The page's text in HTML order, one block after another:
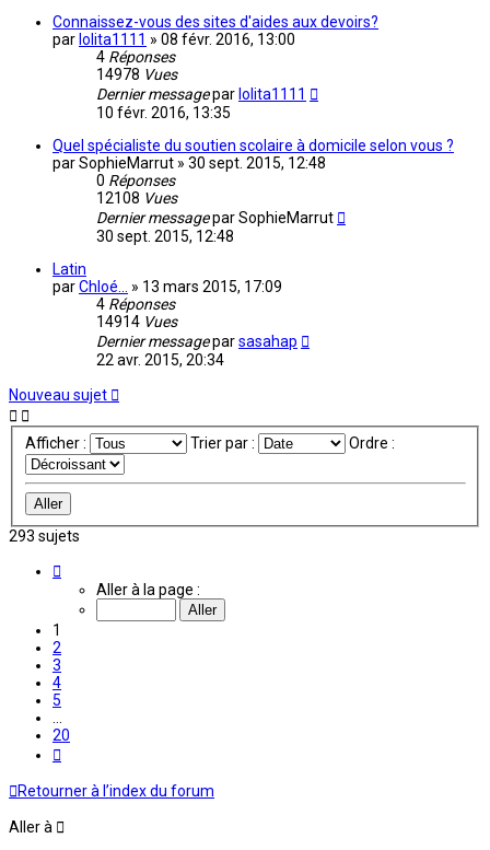
Connaissez-vous des sites d'aides aux devoirs?
par lolita1111 » 08 févr. 2016, 13:00
4 Réponses
14978 Vues
Dernier messagepar lolita1111
10 févr. 2016, 13:35
Quel spécialiste du soutien scolaire à domicile selon vous ?
parSophieMarrut » 30 sept. 2015, 12:48
0 Réponses
12108 Vues
Dernier messageparSophieMarrut
30 sept. 2015, 12:48
Latin
parChloé... » 13 mars 2015, 17:09
4 Réponses
14914 Vues
Dernier messageparsasahap
22 avr. 2015, 20:34
Nouveau sujet
Afficher : Trier par : Ordre :
293 sujets
Aller à la page :
1
2
3
4
5
20
Retourner à l’index du forum
Aller à